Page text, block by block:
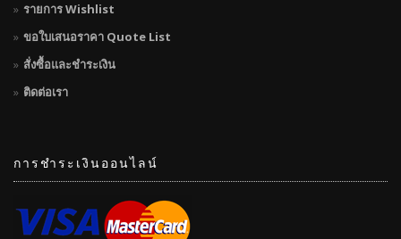
รายการ Wishlist
ขอใบเสนอราคา Quote List
สั่งซื้อและชำระเงิน
ติดต่อเรา
การชำระเงินออนไลน์